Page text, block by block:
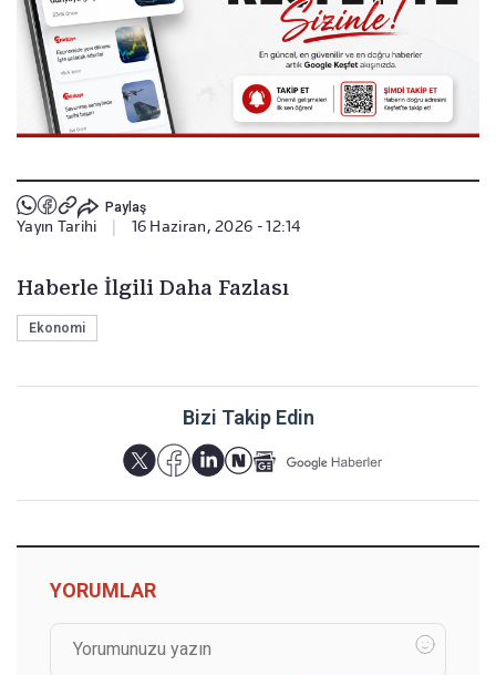
Paylaş
Yayın Tarihi 16 Haziran, 2026 - 12:14
Haberle İlgili Daha Fazlası
Ekonomi
Bizi Takip Edin
YORUMLAR